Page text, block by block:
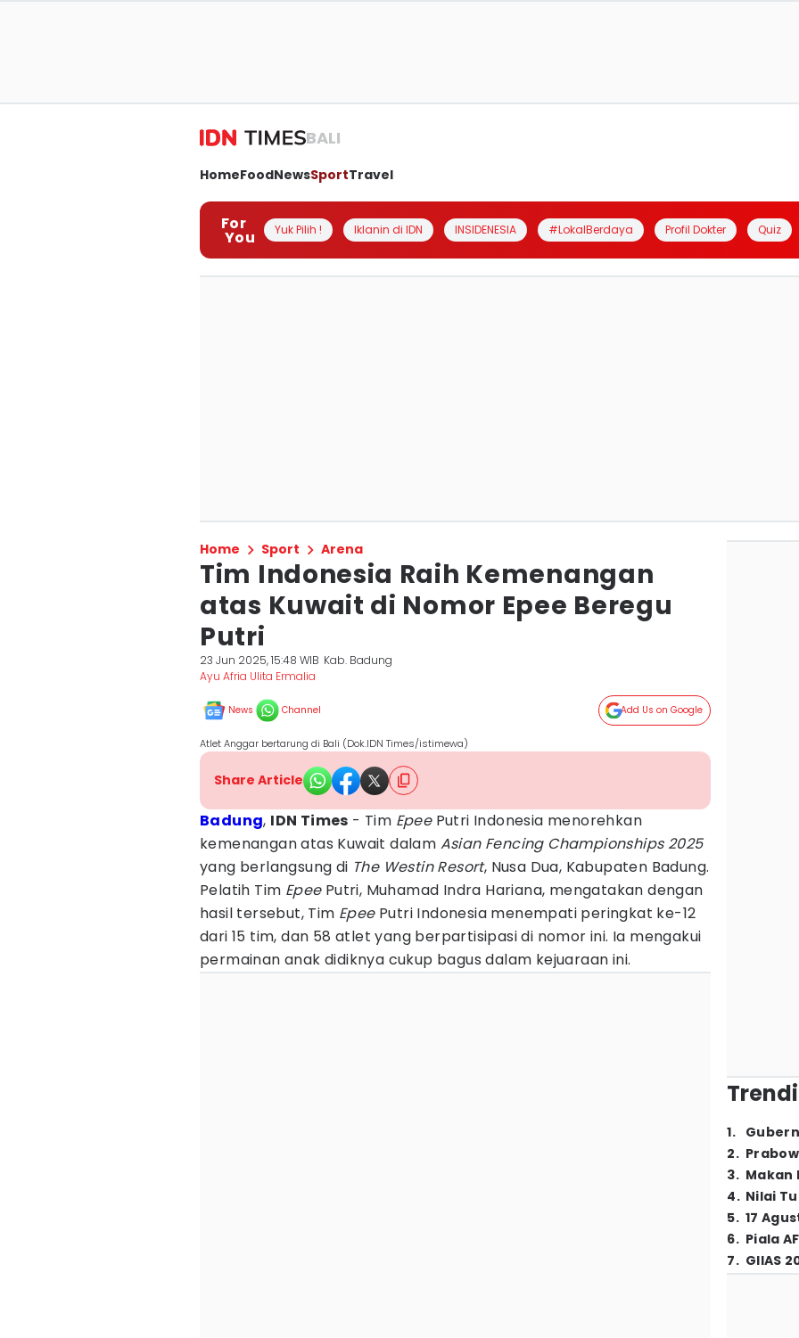
BALI
HomeFoodNewsSportTravel
For
You Yuk Pilih ! Iklanin di IDN INSIDENESIA #LokalBerdaya Profil Dokter Quiz
Home Sport Arena
Tim Indonesia Raih Kemenangan
atas Kuwait di Nomor Epee Beregu
Putri
23 Jun 2025, 15:48 WIB Kab. Badung
Ayu Afria Ulita Ermalia
News Channel Add Us on Google
Atlet Anggar bertarung di Bali (Dok.IDN Times/istimewa)
Share Article
Badung, IDN Times - Tim EpeePutri Indonesia menorehkan
kemenangan atas Kuwait dalam Asian Fencing Championships 2025
yang berlangsung di The Westin Resort, Nusa Dua, Kabupaten Badung.
Pelatih Tim EpeePutri, Muhamad Indra Hariana, mengatakan dengan
hasil tersebut, Tim EpeePutri Indonesia menempati peringkat ke-12
dari 15 tim, dan 58 atlet yang berpartisipasi di nomor ini. Ia mengakui
permainan anak didiknya cukup bagus dalam kejuaraan ini.
1.
2.
3. Makan
4. Nilai
5. 17
6. Piala
7. GIIAS